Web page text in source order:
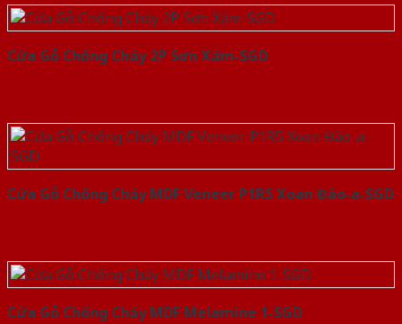
Cửa Gỗ Chống Cháy 2P Sơn Xám-SGD
Cửa Gỗ Chống Cháy MDF Veneer P1R5 Xoan Đào-a-SGD
Cửa Gỗ Chống Cháy MDF Melamine 1-SGD